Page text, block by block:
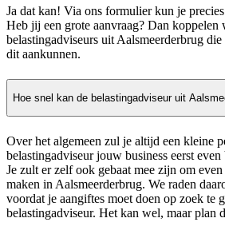
Ja dat kan! Via ons formulier kun je
Heb jij een grote aanvraag? Dan koppelen
belastingadviseurs uit Aalsmeerderbrug
dit aankunnen.
Hoe snel kan de belastingadviseur uit
Over het algemeen zul je altijd een kleine
belastingadviseur jouw business eerst
Je zult er zelf ook gebaat mee zijn om
maken in Aalsmeerderbrug. We raden
voordat je aangiftes moet doen op zoek te
belastingadviseur. Het kan wel, maar plan